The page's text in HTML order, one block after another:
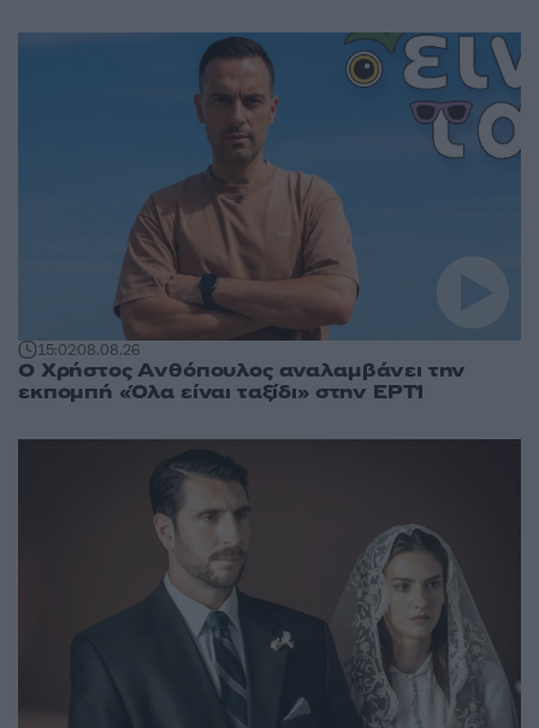
15:0208.08.26
Ο Χρήστος Ανθόπουλος αναλαμβάνει την
εκπομπή «Όλα είναι ταξίδι» στην ΕΡΤ1